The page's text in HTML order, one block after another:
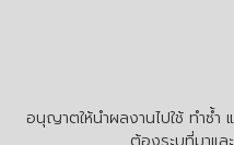
อนุญาตให้นำผลงานไปใช้ ทำซ้